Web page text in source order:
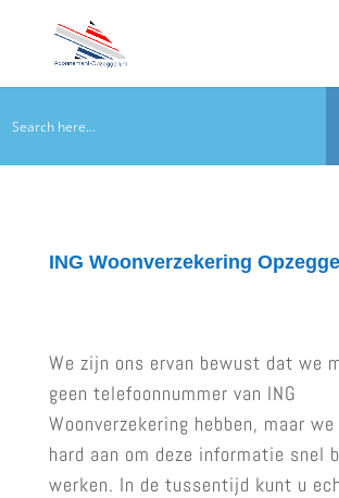
ING Woonverzekering
We zijn ons ervan bewust dat we
geen telefoonnummer van ING
Woonverzekering hebben, maar
hard aan om deze informatie snel
werken. In de tussentijd kunt u